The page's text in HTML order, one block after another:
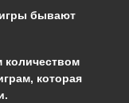
бывают
количеством
которая